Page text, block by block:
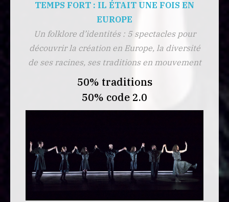
TEMPS FORT : IL ÉTAIT UNE FOIS EN
EUROPE
Un folklore d’identités : 5 spectacles pour
découvrir la création en Europe, la diversité
de ses racines, ses traditions en mouvement
50% traditions
50% code 2.0